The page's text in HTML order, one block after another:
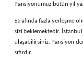
Pansiyonumuz bütün yıl
Etrafında fazla yerleşme
sizi beklemektedir.
ulaşabilirsiniz. Pansiyon
sıfırdır.